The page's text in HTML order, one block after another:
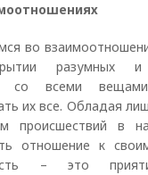
во
разумных и
со всеми
их все. Обладая
происшествий в
отношение к
– это